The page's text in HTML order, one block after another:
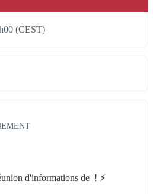
(CEST)
d'informations de  ! ⚡️